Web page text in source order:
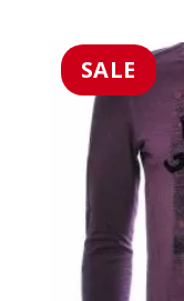
€59.99.
SALE